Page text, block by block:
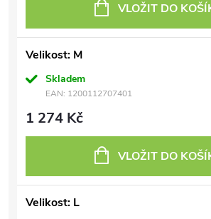
VLOŽIT DO
Velikost: M
Skladem
EAN: 1200112707401
1 274 Kč
VLOŽIT DO
Velikost: L